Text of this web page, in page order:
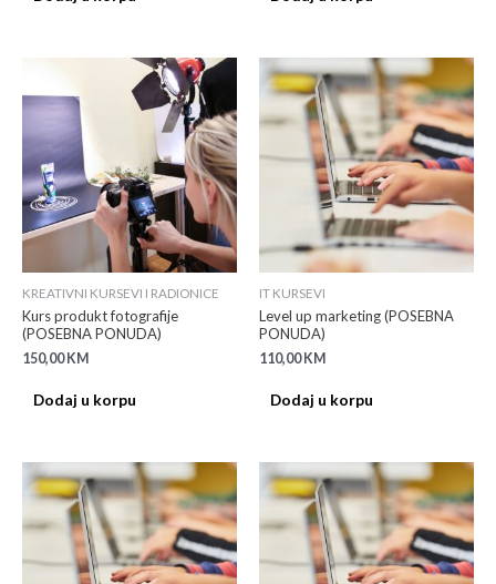
KREATIVNI KURSEVI I RADIONICE
Kurs produkt fotografije
(POSEBNA PONUDA)
150,00 KM
Dodaj u korpu
IT KURSEVI
Level up marketing (POSEBNA
PONUDA)
110,00 KM
Dodaj u korpu